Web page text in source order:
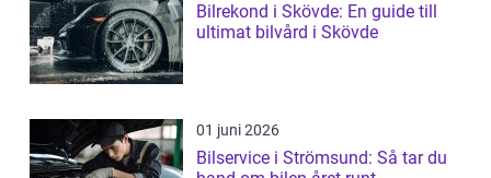
Bilrekond i Skövde: En guide till
ultimat bilvård i Skövde
01 juni 2026
Bilservice i Strömsund: Så tar du